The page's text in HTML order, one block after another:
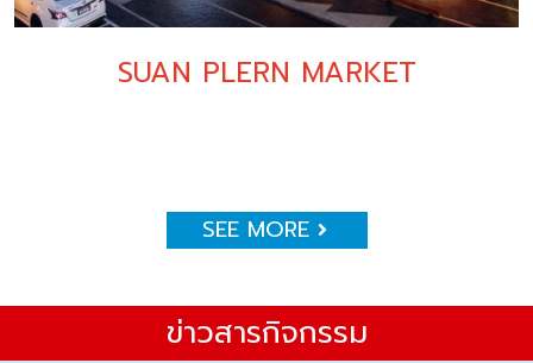
SUAN PLERN MARKET
SEE MORE
ข่าวสารกิจกรรม